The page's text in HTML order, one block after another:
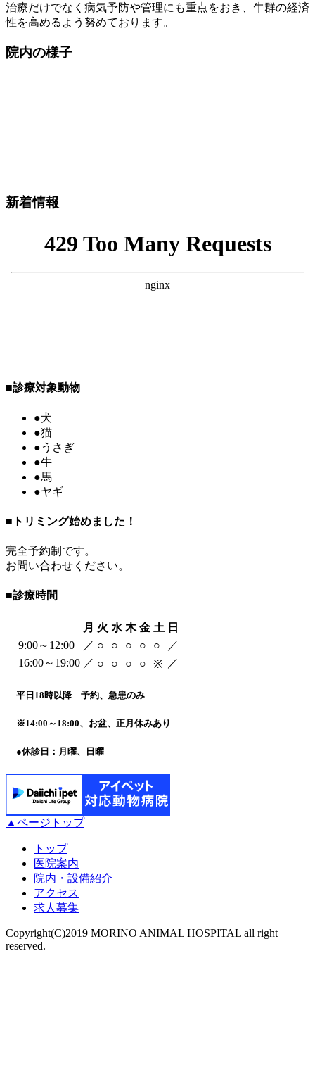
治療だけでなく病気予防や管理にも重点をおき、牛群の経済
性を高めるよう努めております。
院内の様子
新着情報
■診療対象動物
●犬
●猫
● うさぎ
●牛
●馬
●ヤギ
■ トリミング始めました！
完全予約制です。
お問い合わせください。
■診療時間
月 火 水 木 金 土 日
9:00～12:00
／ ○ ○ ○ ○ ○
／
16:00～19:00 ／ ○ ○ ○ ○ ※ ／
平日18時以降 予約、急患のみ
※14:00～18:00、お盆、正月休みあり
●休診日：月曜、日曜
▲ページトップ
トップ
医院案内
院内・設備紹介
アクセス
求人募集
Copyright(C)2019 MORINO ANIMAL HOSPITAL all right
reserved.